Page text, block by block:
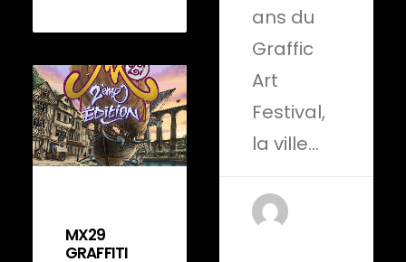
ans du
Graffic
Art
Festival,
la ville…
MX29
GRAFFITI